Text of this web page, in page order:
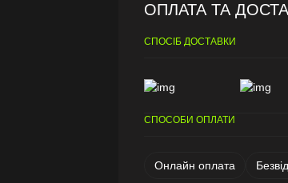
ОПЛАТА ТА
СПОСІБ ДОСТАВКИ
СПОСОБИ ОПЛАТИ
Онлайн оплата